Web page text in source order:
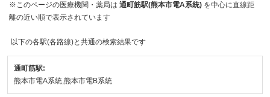
※このページの医療機関・薬局は 通町筋駅(熊本市電A系統) を中心に直線距
離の近い順で表示されています
以下の各駅(各路線)と共通の検索結果です
通町筋駅:
熊本市電A系統,熊本市電B系統